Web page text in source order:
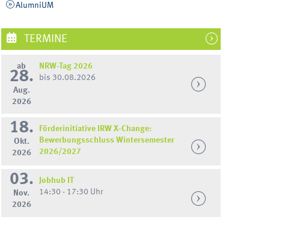
AlumniUM
TERMINE
ab
28.
Aug.
2026
NRW-Tag 2026
bis 30.08.2026
18.
Okt.
2026
Förderinitiative IRW X-Change:
Bewerbungsschluss Wintersemester
2026/2027
03.
Nov.
2026
Jobhub IT
14:30 - 17:30 Uhr